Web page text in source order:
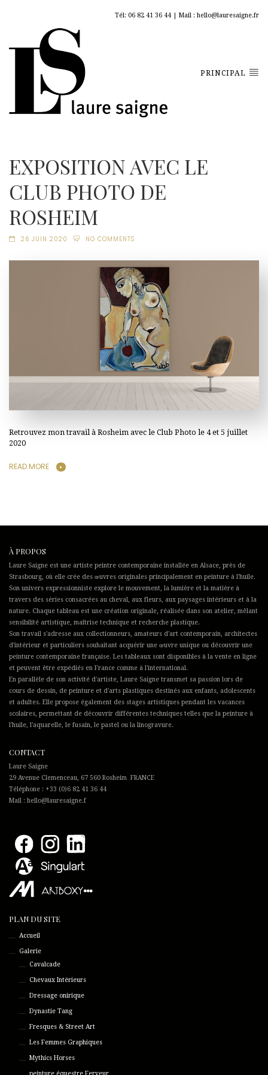
Tél: 06 82 41 36 44 | Mail : hello@lauresaigne.fr
PRINCIPAL
EXPOSITION AVEC LE
CLUB PHOTO DE
ROSHEIM
26 JUIN 2020 NO COMMENTS
Retrouvez mon travail à Rosheim avec le Club Photo le 4 et 5 juillet
2020
READ MORE
À PROPOS
Laure Saigne est une artiste peintre contemporaine installée en Alsace, près de
Strasbourg, où elle crée des œuvres originales principalement en peinture à l'huile.
Son univers expressionniste explore le mouvement, la lumière et la matière à
travers des séries consacrées au cheval, aux fleurs, aux paysages intérieurs et à la
nature. Chaque tableau est une création originale, réalisée dans son atelier, mêlant
sensibilité artistique, maîtrise technique et recherche plastique.
Son travail s'adresse aux collectionneurs, amateurs d'art contemporain, architectes
d'intérieur et particuliers souhaitant acquérir une œuvre unique ou découvrir une
peinture contemporaine française. Les tableaux sont disponibles à la vente en ligne
et peuvent être expédiés en France comme à l'international.
En parallèle de son activité d'artiste, Laure Saigne transmet sa passion lors de
cours de dessin, de peinture et d'arts plastiques destinés aux enfants, adolescents
et adultes. Elle propose également des stages artistiques pendant les vacances
scolaires, permettant de découvrir différentes techniques telles que la peinture à
l'huile, l'aquarelle, le fusain, le pastel ou la linogravure.
CONTACT
Laure Saigne
29 Avenue Clemenceau, 67 560 Rosheim FRANCE
Téléphone : +33 (0)6 82 41 36 44
Mail : hello@lauresaigne.f
PLAN DU SITE
Accueil
Galerie
Cavalcade
Chevaux Intérieurs
Dressage onirique
Dynastie Tang
Fresques & Street Art
Les Femmes Graphiques
Mythics Horses